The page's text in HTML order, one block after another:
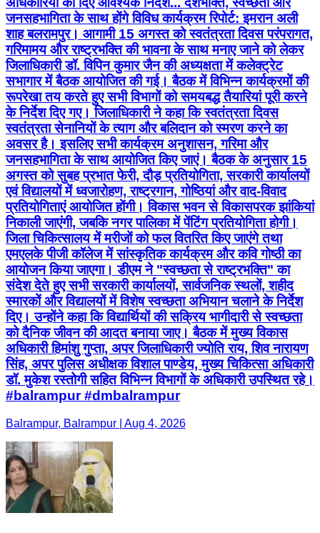
जनसहभागिता के साथ होंगे विविध कार्यक्रम रिपोर्ट: इमरान अली
शाह बलरामपुर। आगामी 15 अगस्त को स्वतंत्रता दिवस परंपरागत,
गरिमामय और राष्ट्रभक्ति की भावना के साथ मनाए जाने को लेकर
जिलाधिकारी डॉ. विपिन कुमार जैन की अध्यक्षता में कलेक्ट्रेट
सभागार में बैठक आयोजित की गई। बैठक में विभिन्न कार्यक्रमों की
रूपरेखा तय करते हुए सभी विभागों को समयबद्ध तैयारियां पूरी करने
के निर्देश दिए गए। जिलाधिकारी ने कहा कि स्वतंत्रता दिवस
स्वतंत्रता सेनानियों के त्याग और बलिदान को स्मरण करने का
अवसर है। इसलिए सभी कार्यक्रम अनुशासन, गरिमा और
जनसहभागिता के साथ आयोजित किए जाएं। बैठक के अनुसार 15
अगस्त को सुबह प्रभात फेरी, दौड़ प्रतियोगिता, सरकारी कार्यालयों
एवं विद्यालयों में ध्वजारोहण, राष्ट्रगान, गोष्ठियां और वाद-विवाद
प्रतियोगिताएं आयोजित होंगी। विकास भवन से विकासपरक झांकियां
निकाली जाएंगी, जबकि नगर पालिका में पेंटिंग प्रतियोगिता होगी।
जिला चिकित्सालय में मरीजों को फल वितरित किए जाएंगे तथा
एमएलके पीजी कॉलेज में सांस्कृतिक कार्यक्रम और कवि गोष्ठी का
आयोजन किया जाएगा। डीएम ने "स्वच्छता से राष्ट्रभक्ति" का
संदेश देते हुए सभी सरकारी कार्यालयों, सार्वजनिक स्थलों, शहीद
स्मारकों और विद्यालयों में विशेष स्वच्छता अभियान चलाने के निर्देश
दिए। उन्होंने कहा कि विद्यार्थियों की सक्रिय भागीदारी से स्वच्छता
को दैनिक जीवन की आदत बनाया जाए। बैठक में मुख्य विकास
अधिकारी हिमांशु गुप्ता, अपर जिलाधिकारी ज्योति राय, शिव नारायण
सिंह, अपर पुलिस अधीक्षक विशाल पाण्डेय, मुख्य चिकित्सा अधिकारी
डॉ. मुकेश रस्तोगी सहित विभिन्न विभागों के अधिकारी उपस्थित रहे।
#balrampur #dmbalrampur
Balrampur, Balrampur | Aug 4, 2026